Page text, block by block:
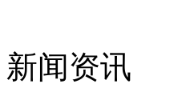
新闻资讯